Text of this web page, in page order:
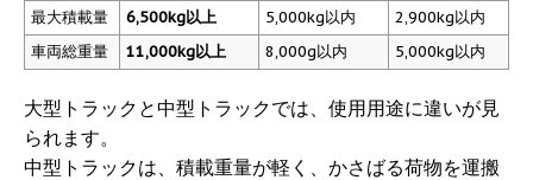
最大積載量
6,500kg以上 5,000kg以内
2,900kg以内
車両総重量
11,000kg以上 8,000g以内 5,000kg以内
大型トラックと中型トラックでは、使用用途に違いが見
られます。
中型トラックは、積載重量が軽く、かさばる荷物を運搬